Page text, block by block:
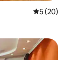
5 (20)